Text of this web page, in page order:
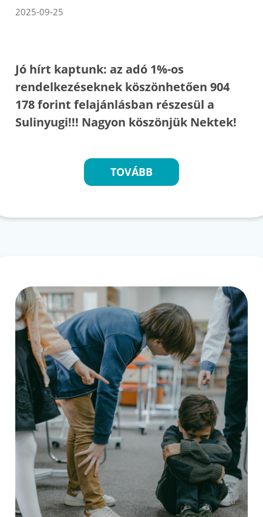
2025-09-25
Jó hírt kaptunk: az adó 1%-os
rendelkezéseknek köszönhetően 904
178 forint felajánlásban részesül a
Sulinyugi!!! Nagyon köszönjük Nektek!
TOVÁBB